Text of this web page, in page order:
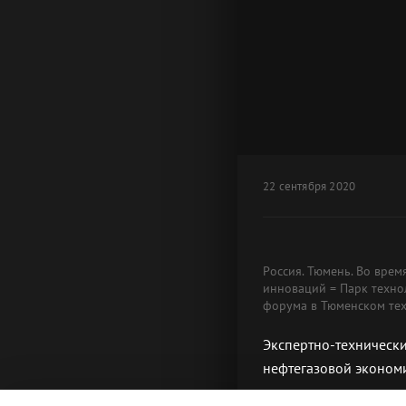
22 сентября 2020
Россия. Тюмень. Во
инноваций = Парк
форума в Тюменском
Экспертно-
нефтегазовой